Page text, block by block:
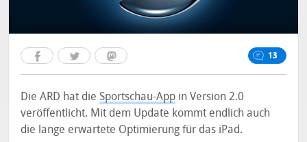
13
Die ARD hat die Sportschau-App in Version 2.0
veröffentlicht. Mit dem Update kommt endlich auch
die lange erwartete Optimierung für das iPad.